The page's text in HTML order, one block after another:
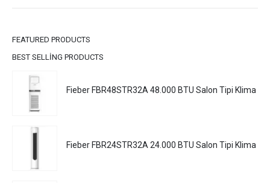
FEATURED PRODUCTS
BEST SELLING PRODUCTS
Fieber FBR48STR32A 48.000 BTU Salon Tipi Klima
Fieber FBR24STR32A 24.000 BTU Salon Tipi Klima